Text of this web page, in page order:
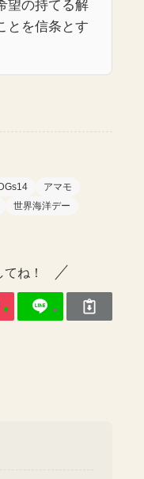
望の持てる解
とを信条とす
アマモ
世界海洋デー
ね！